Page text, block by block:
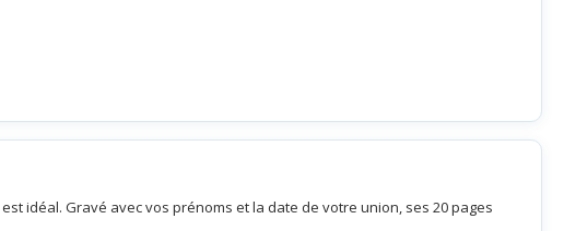
est idéal. Gravé avec vos prénoms et la date de votre union, ses 20 pages